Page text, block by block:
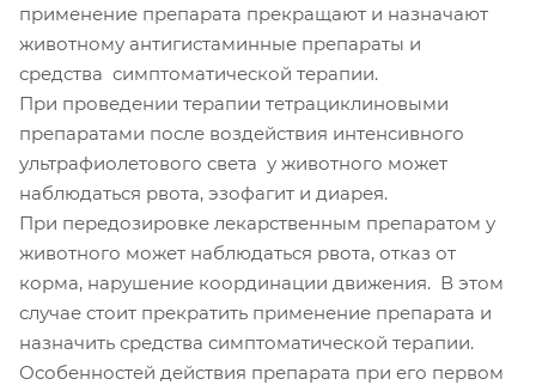
применение препарата прекращают и назначают
животному антигистаминные препараты и
средства симптоматической терапии.
При проведении терапии тетрациклиновыми
препаратами после воздействия интенсивного
ультрафиолетового света у животного может
наблюдаться рвота, эзофагит и диарея.
При передозировке лекарственным препаратом у
животного может наблюдаться рвота, отказ от
корма, нарушение координации движения. В этом
случае стоит прекратить применение препарата и
назначить средства симптоматической терапии.
Особенностей действия препарата при его первом